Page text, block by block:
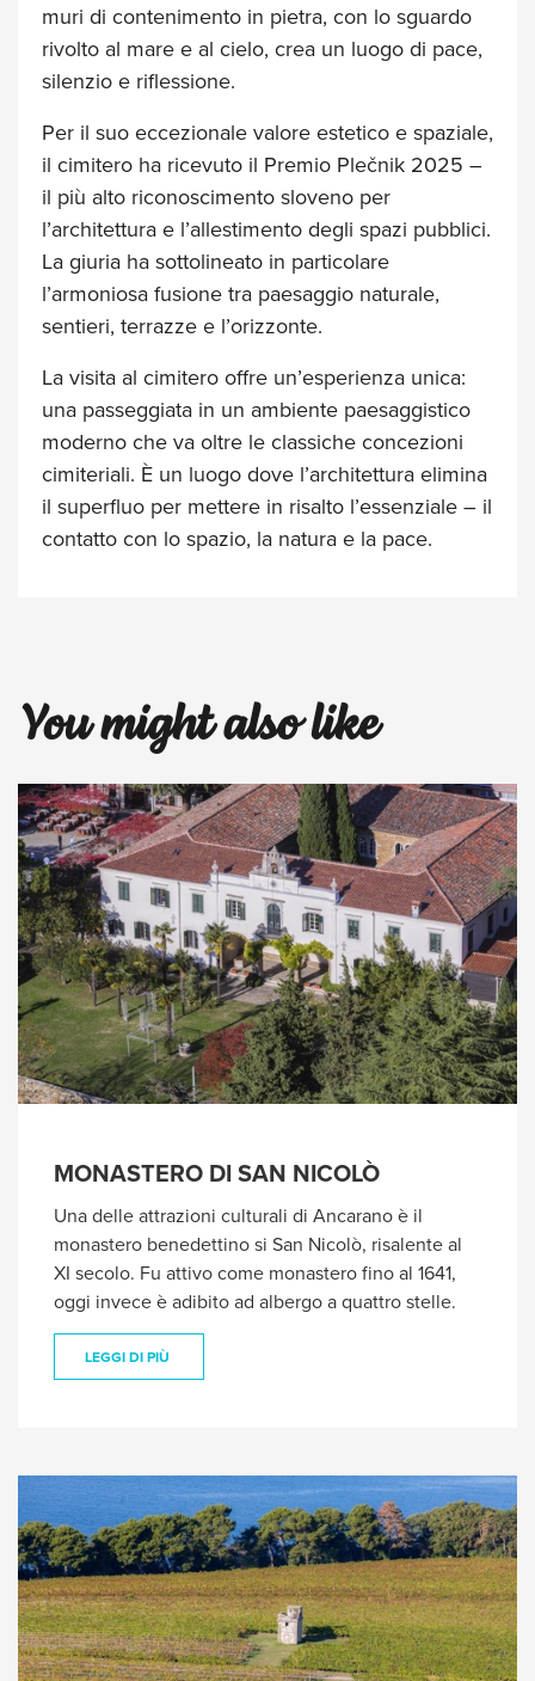
muri di contenimento in pietra, con lo sguardo
rivolto al mare e al cielo, crea un luogo di pace,
silenzio e riflessione.
Per il suo eccezionale valore estetico e spaziale,
il cimitero ha ricevuto il Premio Plečnik 2025 –
il più alto riconoscimento sloveno per
l’architettura e l’allestimento degli spazi pubblici.
La giuria ha sottolineato in particolare
l’armoniosa fusione tra paesaggio naturale,
sentieri, terrazze e l’orizzonte.
La visita al cimitero offre un’esperienza unica:
una passeggiata in un ambiente paesaggistico
moderno che va oltre le classiche concezioni
cimiteriali. È un luogo dove l’architettura elimina
il superfluo per mettere in risalto l’essenziale – il
contatto con lo spazio, la natura e la pace.
You might also like
MONASTERO DI SAN NICOLÒ
Una delle attrazioni culturali di Ancarano è il
monastero benedettino si San Nicolò, risalente al
XI secolo. Fu attivo come monastero fino al 1641,
oggi invece è adibito ad albergo a quattro stelle.
LEGGI DI PIÙ